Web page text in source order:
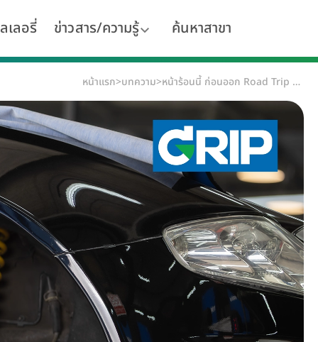
เลอรี่ ข่าวสาร/ความรู้ ค้นหาสาขา
หน้าแรก>บทความ> หน้าร้อนนี้ ก่อนออก Road Trip อย่าลืมเช็กยางรถยนต์เพื่อความมั่นใจทุกเส้นทาง